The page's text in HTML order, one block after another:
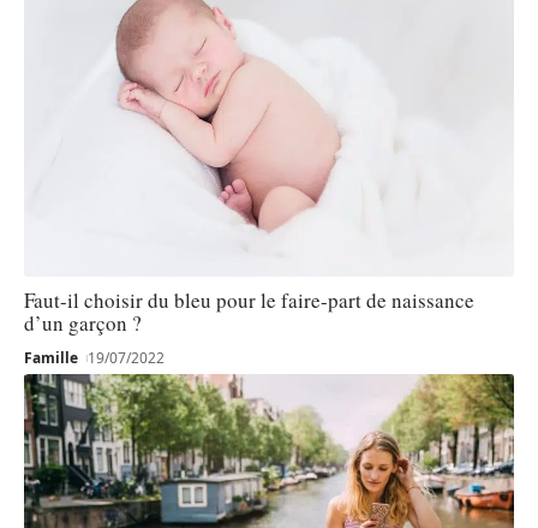
Faut-il choisir du bleu pour le faire-part de naissance
d’un garçon ?
Famille 19/07/2022